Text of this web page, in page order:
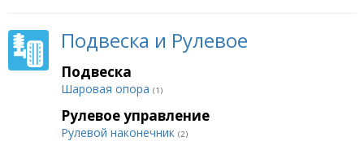
Подвеска и Рулевое
Подвеска
Шаровая опора (1)
Рулевое управление
Рулевой наконечник (2)